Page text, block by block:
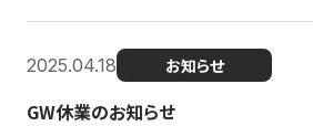
2025.04.18 お知らせ
GW休業のお知らせ